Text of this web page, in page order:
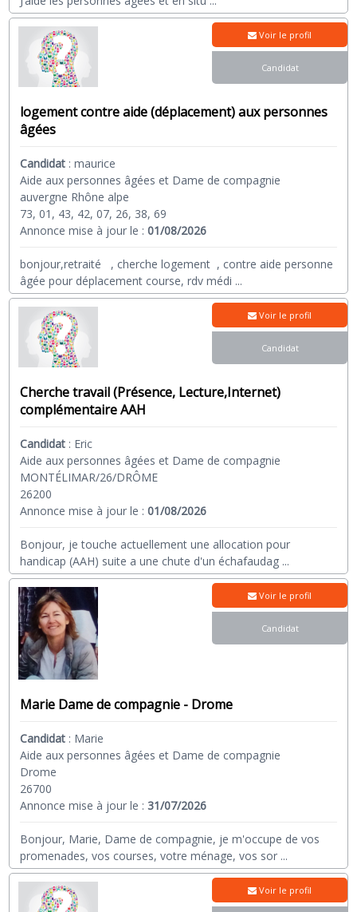
logement contre aide (déplacement) aux personnes
âgées
Candidat :maurice
Aide aux personnes âgées et Dame de compagnie
auvergne Rhône alpe
73, 01, 43, 42, 07, 26, 38, 69
Annonce mise à jour le :01/08/2026
bonjour,retraité , cherche logement , contre aide personne
âgée pour déplacement course, rdv médi ...
Voir le profil
Candidat
Cherche travail (Présence, Lecture,Internet)
complémentaire AAH
Candidat : Eric
Aide aux personnes âgées et Dame de compagnie
MONTÉLIMAR/26/DRÔME
26200
Annonce mise à jour le :01/08/2026
Bonjour, je touche actuellement une allocation pour
handicap (AAH) suite a une chute d'un échafaudag ...
Voir le profil
Candidat
Marie Dame de compagnie - Drome
Candidat : Marie
Aide aux personnes âgées et Dame de compagnie
Drome
26700
Annonce mise à jour le :31/07/2026
Bonjour, Marie, Dame de compagnie, je m'occupe de vos
promenades, vos courses, votre ménage, vos sor ...
Voir le profil
Candidat
Voir le profil